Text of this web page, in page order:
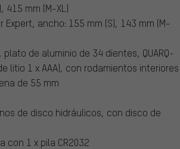
415 mm (M-XL)
ancho: 155 mm (S), 143 mm (M-
plato de aluminio de 34 dientes, QUARQ-
litio 1 x AAA), con rodamientos interiores
de 55 mm
de disco hidráulicos, con disco de
con 1 x pila CR2032